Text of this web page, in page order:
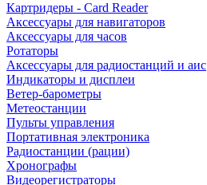
Картридеры - Card Reader
Аксессуары для навигаторов
Аксессуары для часов
Ротаторы
Аксессуары для радиостанций и аис
Индикаторы и дисплеи
Ветер-барометры
Метеостанции
Пульты управления
Портативная электроника
Радиостанции (рации)
Хронографы
Видеорегистраторы